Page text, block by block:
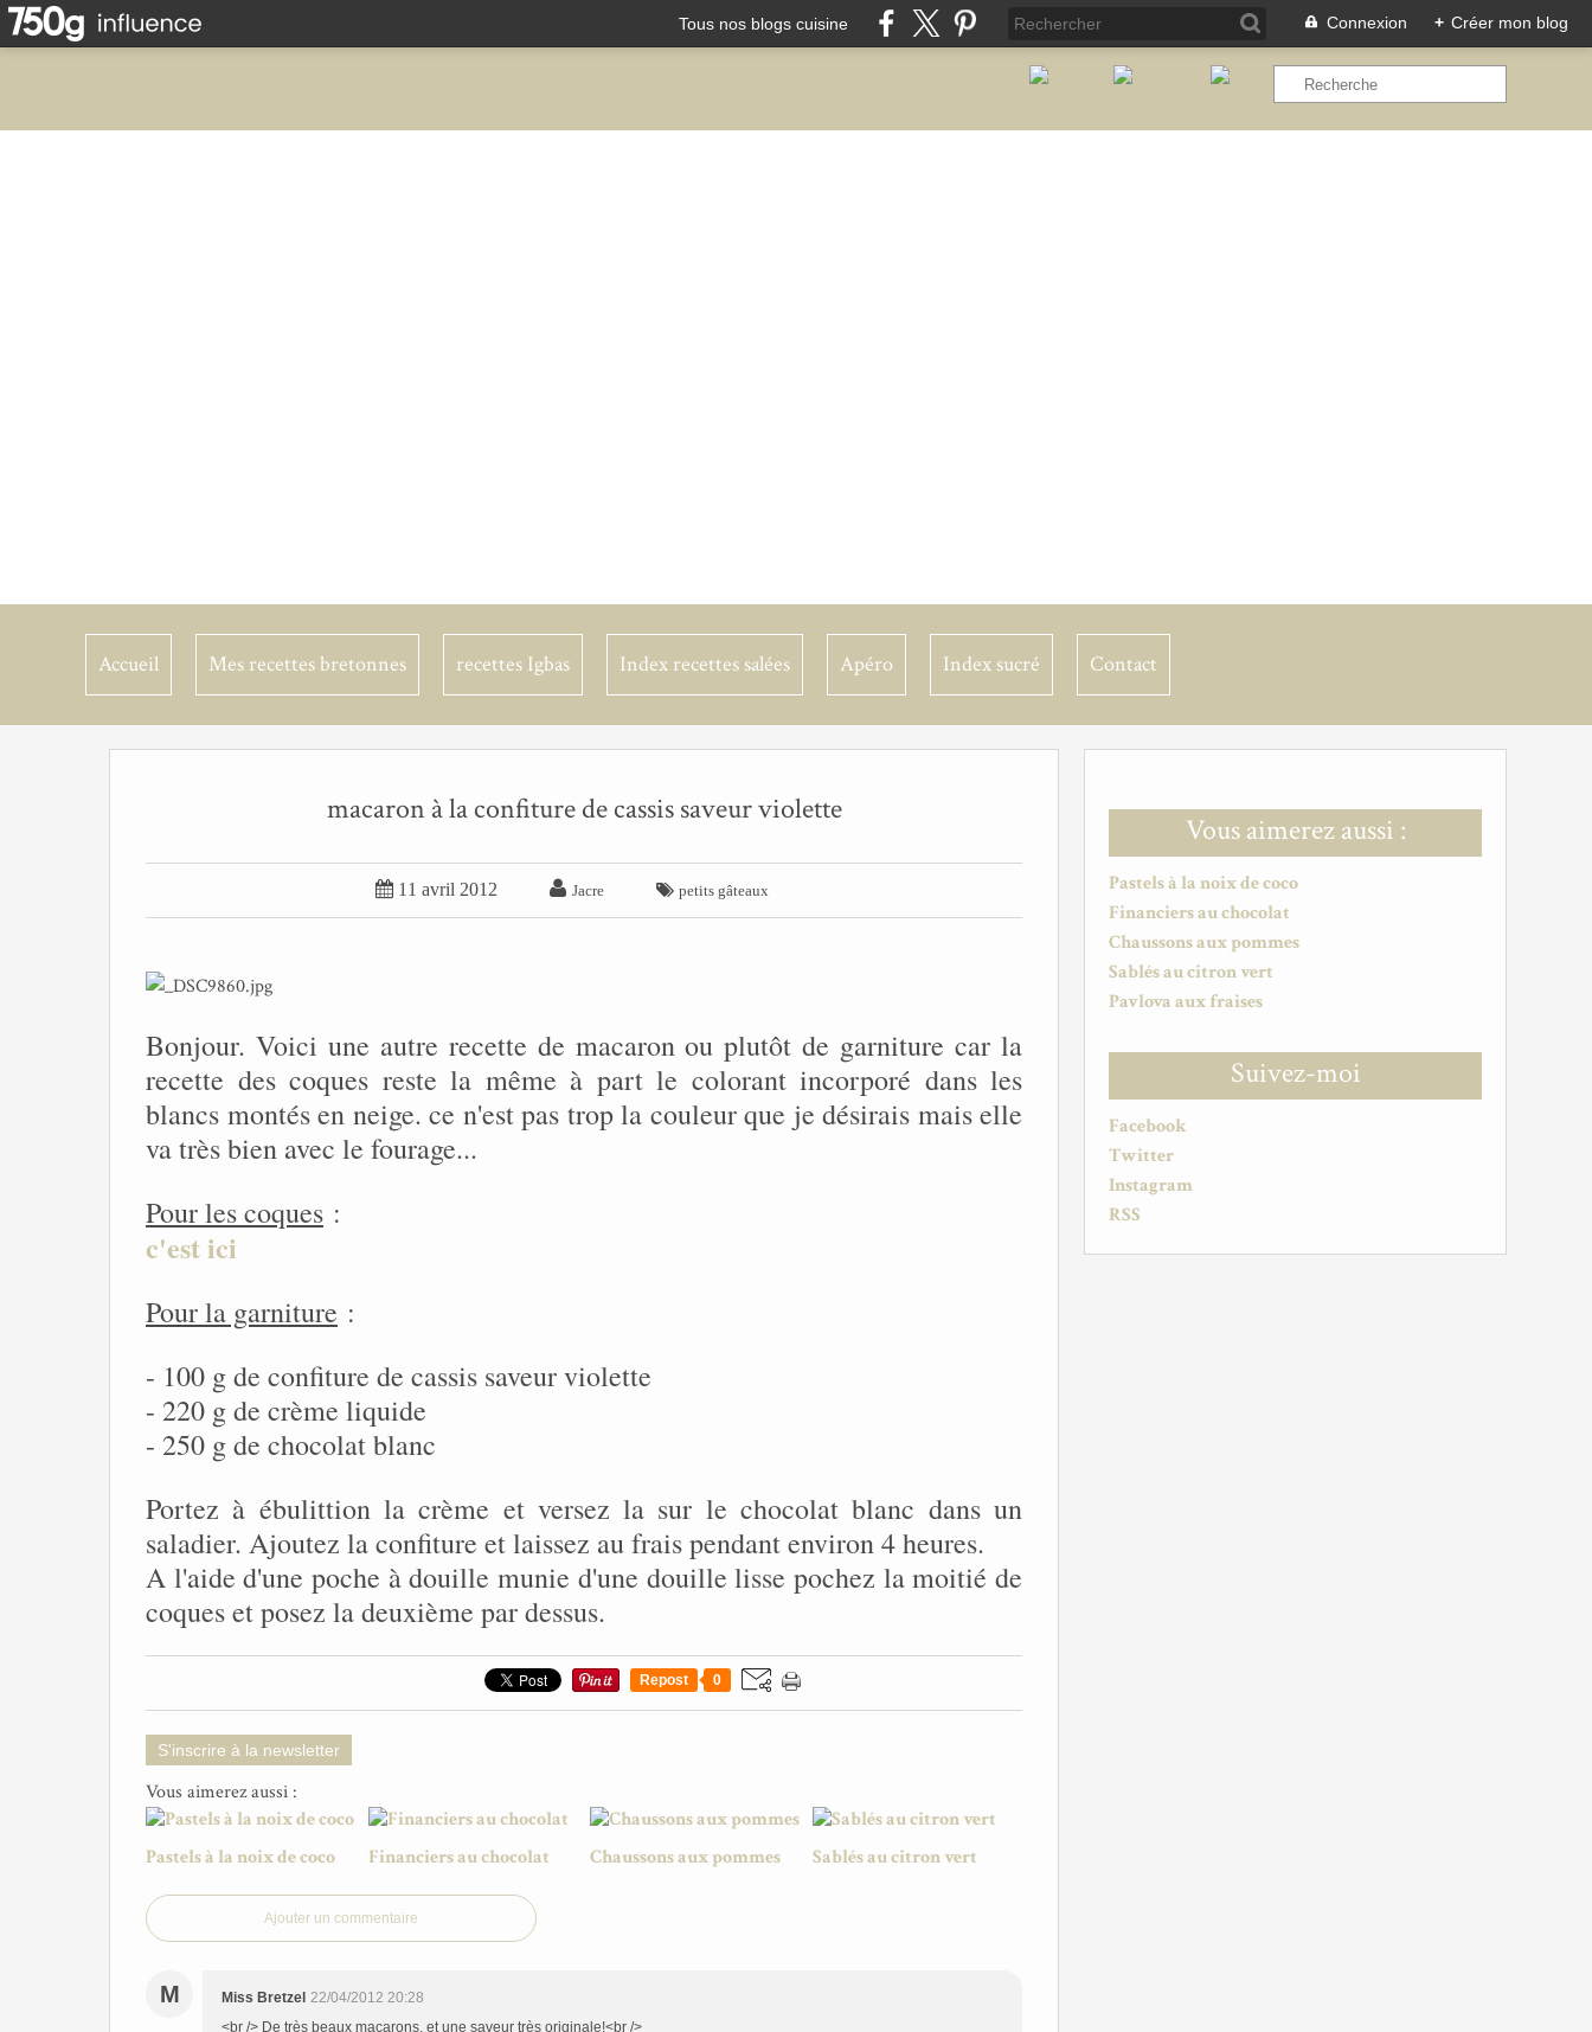
Tous nos blogs cuisine Connexion + Créer mon blog
Accueil Mes recettes bretonnes recettes Igbas Index recettes salées Apéro Index sucré Contact
Vous aimerez aussi :
Pastels à la noix de coco
Financiers au chocolat
Chaussons aux pommes
Sablés au citron vert
Pavlova aux fraises
Suivez-moi
Facebook
Twitter
Instagram
RSS
macaron à la confiture de cassis saveur violette
 11 avril 2012  Jacre  petits gâteaux
Bonjour. Voici une autre recette de macaron ou plutôt de garniture car la
recette des coques reste la même à part le colorant incorporé dans les
blancs montés en neige. ce n'est pas trop la couleur que je désirais mais elle
va très bien avec le fourage...
Pour les coques :
c'est ici
Pour la garniture :
- 100 g de confiture de cassis saveur violette
- 220 g de crème liquide
- 250 g de chocolat blanc
Portez à ébulittion la crème et versez la sur le chocolat blanc dans un
saladier. Ajoutez la confiture et laissez au frais pendant environ 4 heures.
A l'aide d'une poche à douille munie d'une douille lisse pochez la moitié de
coques et posez la deuxième par dessus.
Repost 0
S'inscrire à la newsletter
Vous aimerez aussi :
Pastels à la noix de coco Financiers au chocolat Chaussons aux pommes Sablés au citron vert
Ajouter un commentaire
M Miss Bretzel 22/04/2012 20:28
<br /> De très beaux macarons, et une saveur très originale!<br />